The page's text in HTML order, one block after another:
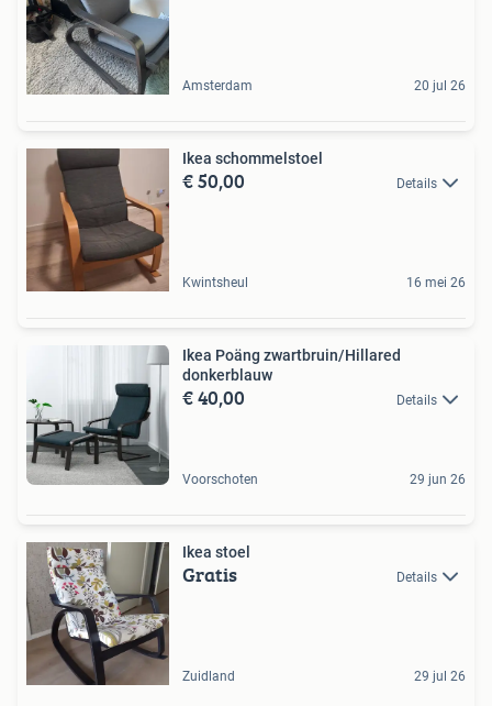
Amsterdam 20 jul 26
Ikea schommelstoel
€ 50,00 Details
Kwintsheul 16 mei 26
Ikea Poäng zwartbruin/Hillared
donkerblauw
€ 40,00 Details
Voorschoten 29 jun 26
Ikea stoel
Gratis Details
Zuidland 29 jul 26